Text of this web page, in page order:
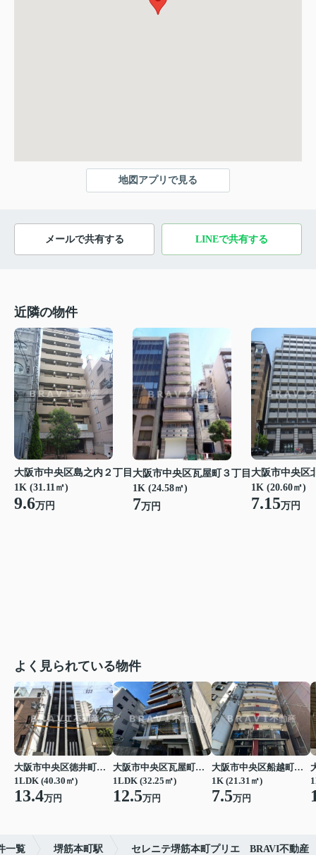
地図アプリで見る
メールで共有する LINEで共有する
近隣の物件
大阪市中央区島之内２丁目
1K (31.11㎡)
9.6万円
大阪市中央区瓦屋町３丁目
1K (24.58㎡)
7万円
大阪市中央区
1K (20.60㎡)
7.15万円
よく見られている物件
大阪市中央区徳井町２丁目
1LDK (40.30㎡)
13.4万円
大阪市中央区瓦屋町１丁目
1LDK (32.25㎡)
12.5万円
大阪市中央区船越町２丁目
1K (21.31㎡)
7.5万円
一覧 堺筋本町駅 セレニテ堺筋本町プリエ BRAVI不動産